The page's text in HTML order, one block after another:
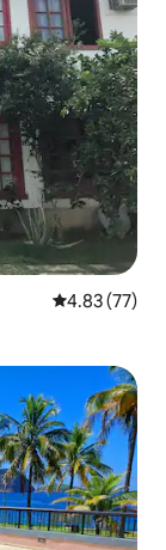
平均评分
4.83 (77)